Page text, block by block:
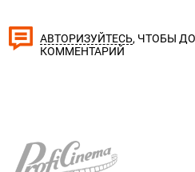
АВТОРИЗУЙТЕСЬ, ЧТОБЫ
КОММЕНТАРИЙ